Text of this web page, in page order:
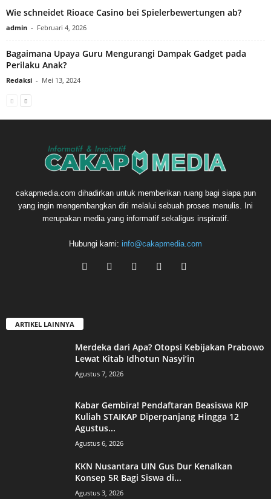
Wie schneidet Rioace Casino bei Spielerbewertungen ab?
admin - Februari 4, 2026
Bagaimana Upaya Guru Mengurangi Dampak Gadget pada
Perilaku Anak?
Redaksi - Mei 13, 2024
cakapmedia.com dihadirkan untuk memberikan ruang bagi siapa pun
yang ingin mengembangkan diri melalui sebuah proses menulis. Ini
merupakan media yang informatif sekaligus inspiratif.
Hubungi kami: info@cakapmedia.com
ARTIKEL LAINNYA
Merdeka dari Apa? Otopsi Kebijakan Prabowo
Lewat Kitab Idhotun Nasyi’in
Agustus 7, 2026
Kabar Gembira! Pendaftaran Beasiswa KIP
Kuliah STAIKAP Diperpanjang Hingga 12
Agustus...
Agustus 6, 2026
KKN Nusantara UIN Gus Dur Kenalkan
Konsep 5R Bagi Siswa di...
Agustus 3, 2026